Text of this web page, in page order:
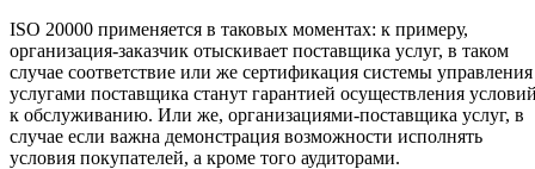
ISO 20000 применяется в таковых моментах: к примеру,
организация-заказчик отыскивает поставщика услуг, в таком
случае соответствие или же сертификация системы управления
услугами поставщика станут гарантией осуществления
к обслуживанию. Или же, организациями-поставщика услуг, в
случае если важна демонстрация возможности исполнять
условия покупателей, а кроме того аудиторами.